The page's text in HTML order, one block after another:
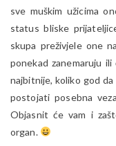
sve muškim užicima
status bliske
skupa preživjele one
ponekad zanemaruju
najbitnije, koliko god
postojati posebna
Objasnit će vam i
organ.